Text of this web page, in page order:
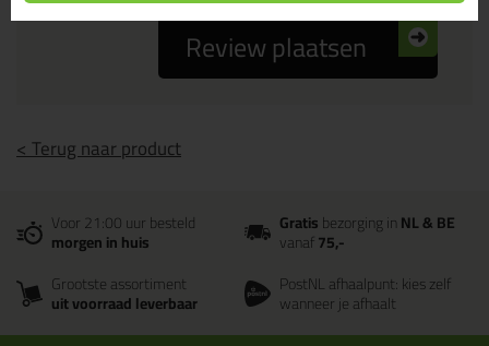
Review plaatsen
< Terug naar product
Voor 21:00 uur besteld
morgen in huis
Gratisbezorging inNL & BE
vanaf75,-
Grootste assortiment
uit voorraad leverbaar
PostNL afhaalpunt: kies zelf
wanneer je afhaalt